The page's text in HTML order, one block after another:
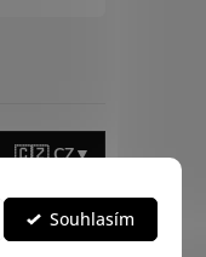
Souhlasím
🇨🇿 CZ▼